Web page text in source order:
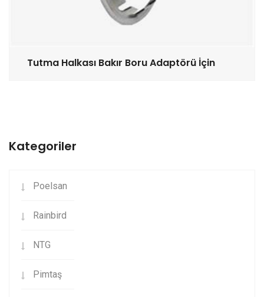
Tutma Halkası Bakır Boru Adaptörü İçin
Kategoriler
Poelsan
Rainbird
NTG
Pimtaş